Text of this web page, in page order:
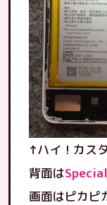
↑ハイ！カス
背面は
画面はピカピ